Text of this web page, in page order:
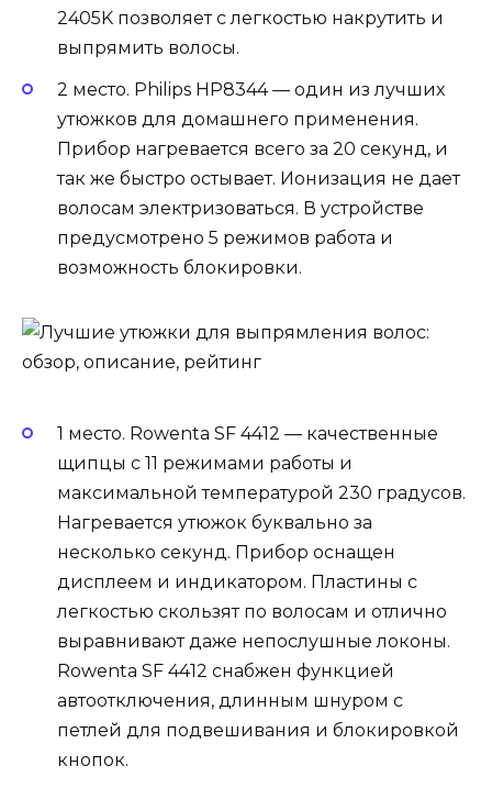
2405K позволяет с легкостью накрутить и
выпрямить волосы.
2 место. Philips HP8344 — один из лучших
утюжков для домашнего применения.
Прибор нагревается всего за 20 секунд, и
так же быстро остывает. Ионизация не дает
волосам электризоваться. В устройстве
предусмотрено 5 режимов работа и
возможность блокировки.
1 место. Rowenta SF 4412 — качественные
щипцы с 11 режимами работы и
максимальной температурой 230 градусов.
Нагревается утюжок буквально за
несколько секунд. Прибор оснащен
дисплеем и индикатором. Пластины с
легкостью скользят по волосам и отлично
выравнивают даже непослушные локоны.
Rowenta SF 4412 снабжен функцией
автоотключения, длинным шнуром с
петлей для подвешивания и блокировкой
кнопок.